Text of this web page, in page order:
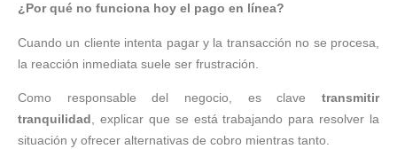
¿Por qué no funciona hoy el pago en línea?
Cuando un cliente intenta pagar y la transacción no se procesa,
la reacción inmediata suele ser frustración.
Como responsable del negocio, es clave transmitir
tranquilidad, explicar que se está trabajando para resolver la
situación y ofrecer alternativas de cobro mientras tanto.